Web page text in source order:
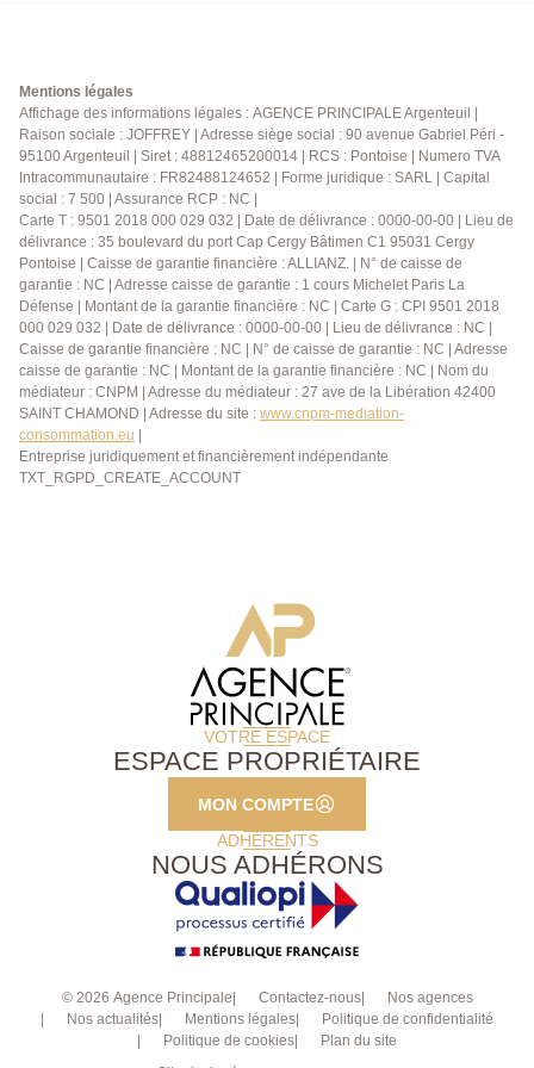
CONTACTEZ NOUS AU 01.34.34.12.12
Mentions légales
Affichage des informations légales : AGENCE PRINCIPALE Argenteuil |
Raison sociale : JOFFREY | Adresse siège social : 90 avenue Gabriel Péri -
95100 Argenteuil | Siret : 48812465200014 | RCS : Pontoise | Numero TVA
Intracommunautaire : FR82488124652 | Forme juridique : SARL | Capital
social : 7 500 | Assurance RCP : NC |
Carte T : 9501 2018 000 029 032 | Date de délivrance : 0000-00-00 | Lieu de
délivrance : 35 boulevard du port Cap Cergy Bâtimen C1 95031 Cergy
Pontoise | Caisse de garantie financière : ALLIANZ. | N° de caisse de
garantie : NC | Adresse caisse de garantie : 1 cours Michelet Paris La
Défense | Montant de la garantie financière : NC | Carte G : CPI 9501 2018
000 029 032 | Date de délivrance : 0000-00-00 | Lieu de délivrance : NC |
Caisse de garantie financière : NC | N° de caisse de garantie : NC | Adresse
caisse de garantie : NC | Montant de la garantie financière : NC | Nom du
médiateur : CNPM | Adresse du médiateur : 27 ave de la Libération 42400
SAINT CHAMOND | Adresse du site : www.cnpm-mediation-
consommation.eu |
Entreprise juridiquement et financièrement indépendante
TXT_RGPD_CREATE_ACCOUNT
VOTRE ESPACE
ESPACE PROPRIÉTAIRE
MON COMPTE
ADHÉRENTS
NOUS ADHÉRONS
© 2026 Agence Principale Contactez-nous
Nos agences
Nos actualités
Mentions légales
Politique de confidentialité
Politique de cookies
Plan du site